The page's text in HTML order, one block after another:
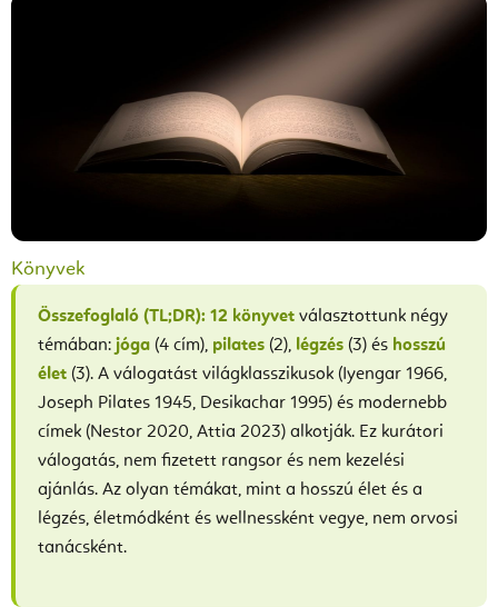
Könyvek
Összefoglaló (TL;DR): 12 könyvet választottunk négy
témában: jóga (4 cím), pilates (2), légzés (3) és hosszú
élet (3). A válogatást világklasszikusok (Iyengar 1966,
Joseph Pilates 1945, Desikachar 1995) és modernebb
címek (Nestor 2020, Attia 2023) alkotják. Ez kurátori
válogatás, nem fizetett rangsor és nem kezelési
ajánlás. Az olyan témákat, mint a hosszú élet és a
légzés, életmódként és wellnessként vegye, nem orvosi
tanácsként.